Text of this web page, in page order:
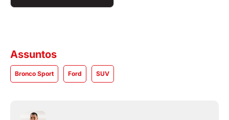
Assuntos
Bronco Sport Ford SUV